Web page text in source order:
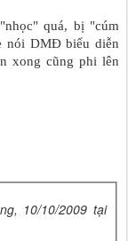
quá, bị "cúm
nói DMĐ biểu diễn
xong cũng phi lên
10/10/2009 tại